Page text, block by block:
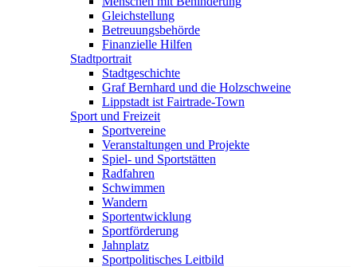
Gleichstellung
Betreuungsbehörde
Finanzielle Hilfen
Stadtportrait
Stadtgeschichte
Graf Bernhard und die Holzschweine
Lippstadt ist Fairtrade-Town
Sport und Freizeit
Sportvereine
Veranstaltungen und Projekte
Spiel- und Sportstätten
Radfahren
Schwimmen
Wandern
Sportentwicklung
Sportförderung
Jahnplatz
Sportpolitisches Leitbild